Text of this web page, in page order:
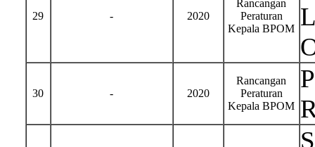
29 - 2020
Rancangan
Peraturan
Kepala BPOM
30 - 2020
Rancangan
Peraturan
Kepala BPOM